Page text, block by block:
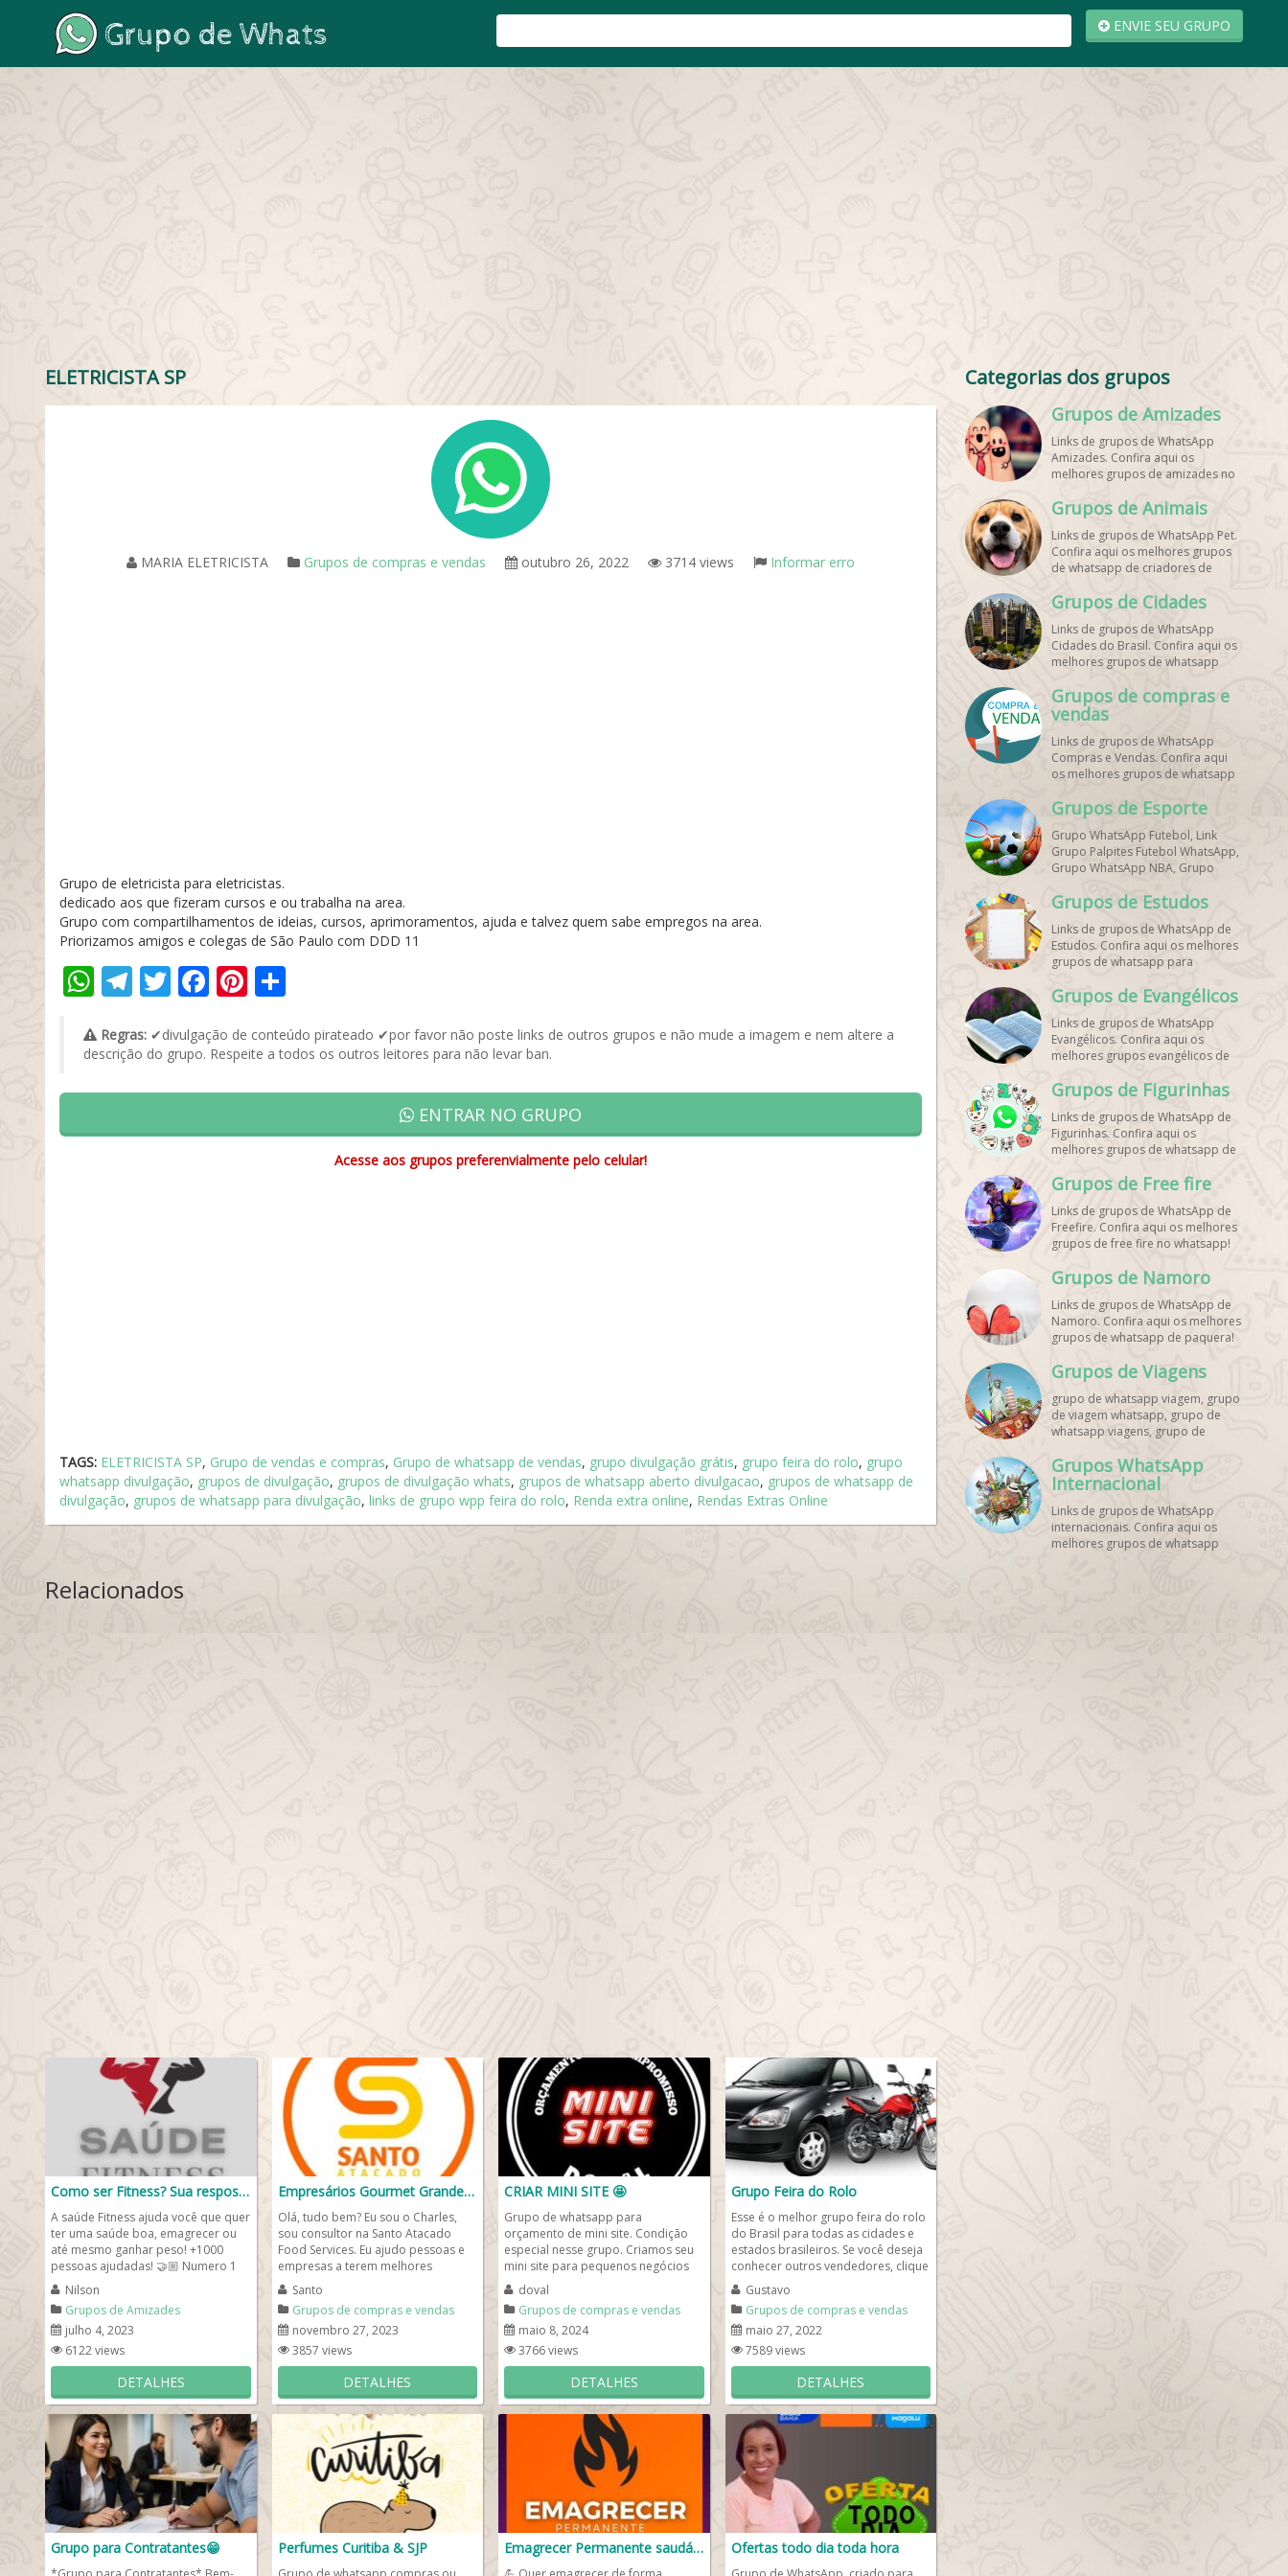
ENVIE SEU GRUPO
ELETRICISTA SP
MARIA ELETRICISTA Grupos de compras e vendas outubro 26, 2022 3714 views Informar erro
Grupo de eletricista para eletricistas.
dedicado aos que fizeram cursos e ou trabalha na area.
Grupo com compartilhamentos de ideias, cursos, aprimoramentos, ajuda e talvez quem sabe empregos na area.
Priorizamos amigos e colegas de São Paulo com DDD 11
WhatsApp
Telegram
Twitter
Facebook
Pinterest
Regras: ✔divulgação de conteúdo pirateado ✔por favor não poste links de outros grupos e não mude a imagem e nem altere a
descrição do grupo. Respeite a todos os outros leitores para não levar ban.
ENTRAR NO GRUPO
Acesse aos grupos preferenvialmente pelo celular!
TAGS: ELETRICISTA SP, Grupo de vendas e compras, Grupo de whatsapp de vendas, grupo divulgação grátis, grupo feira do rolo, grupo
whatsapp divulgação, grupos de divulgação, grupos de divulgação whats, grupos de whatsapp aberto divulgacao, grupos de whatsapp de
divulgação, grupos de whatsapp para divulgação, links de grupo wpp feira do rolo, Renda extra online, Rendas Extras Online
Relacionados
Como ser Fitness? Sua resposta está aqui!
A saúde Fitness ajuda você que quer
ter uma saúde boa, emagrecer ou
até mesmo ganhar peso! +1000
pessoas ajudadas! 🤝🏼 Numero 1
do mercado! 👑
Nilson
Grupos de Amizades
julho 4, 2023
6122 views
DETALHES
Empresários Gourmet Grande Vitória
Olá, tudo bem? Eu sou o Charles,
sou consultor na Santo Atacado
Food Services. Eu ajudo pessoas e
empresas a terem melhores
resultados, Com ótimas...
Santo
Grupos de compras e vendas
novembro 27, 2023
3857 views
DETALHES
CRIAR MINI SITE 🤩
Grupo de whatsapp para
orçamento de mini site. Condição
especial nesse grupo. Criamos seu
mini site para pequenos negócios
como consultório, dentista,...
doval
Grupos de compras e vendas
maio 8, 2024
3766 views
DETALHES
Grupo Feira do Rolo
Esse é o melhor grupo feira do rolo
do Brasil para todas as cidades e
estados brasileiros. Se você deseja
conhecer outros vendedores, clique
no nosso grupo de...
Gustavo
Grupos de compras e vendas
maio 27, 2022
7589 views
DETALHES
Grupo para Contratantes😁 Perfumes Curitiba & SJP Emagrecer Permanente saudável Ofertas todo dia toda hora
Categorias dos grupos
Grupos de Amizades
Links de grupos de WhatsApp
Amizades. Confira aqui os
melhores grupos de amizades no
Grupos de Animais
Links de grupos de WhatsApp Pet.
Confira aqui os melhores grupos
de whatsapp de criadores de
Grupos de Cidades
Links de grupos de WhatsApp
Cidades do Brasil. Confira aqui os
melhores grupos de whatsapp
Grupos de compras e
vendas
Links de grupos de WhatsApp
Compras e Vendas. Confira aqui
os melhores grupos de whatsapp
Grupos de Esporte
Grupo WhatsApp Futebol, Link
Grupo Palpites Futebol WhatsApp,
Grupo WhatsApp NBA, Grupo
WhatsApp Treino, Grupo
WhatsApp Notícias Esportes,
Grupo de Debates Esportivos
WhatsApp, Grupo de Torcedores
[Nome do Time] WhatsApp, Link
Grupo WhatsApp Dicas de Treino,
Grupo WhatsApp Futebol Ao Vivo.
Grupo WhatsApp Esporte, Grupos
de Esporte WhatsApp, WhatsApp
Esportes, Comunidade Esportiva
WhatsApp, Link Grupo WhatsApp
Esporte. Link Grupo WhatsApp
Esporte, Grupo WhatsApp Futebol,
Link Grupo Palpites Futebol
WhatsApp, Grupo WhatsApp NBA,
Grupos de Estudos
Links de grupos de WhatsApp de
Estudos. Confira aqui os melhores
grupos de whatsapp para
Grupos de Evangélicos
Links de grupos de WhatsApp
Evangélicos. Confira aqui os
melhores grupos evangélicos de
Grupos de Figurinhas
Links de grupos de WhatsApp de
Figurinhas. Confira aqui os
melhores grupos de whatsapp de
Grupos de Free fire
Links de grupos de WhatsApp de
Freefire. Confira aqui os melhores
grupos de free fire no whatsapp!
Grupos de Namoro
Links de grupos de WhatsApp de
Namoro. Confira aqui os melhores
grupos de whatsapp de paquera!
Grupos de Viagens
grupo de whatsapp viagem, grupo
de viagem whatsapp, grupo de
whatsapp viagens, grupo de
viagem barata whatsapp, grupo de
mochileiros whatsapp, grupo de
excursão whatsapp, grupo de
viagem em grupo whatsapp, grupo
de viagens nacionais whatsapp,
Grupos WhatsApp
Internacional
Links de grupos de WhatsApp
internacionais. Confira aqui os
melhores grupos de whatsapp